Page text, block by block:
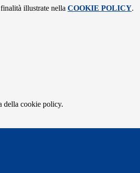
illustrate nella COOKIE POLICY.
della cookie policy.